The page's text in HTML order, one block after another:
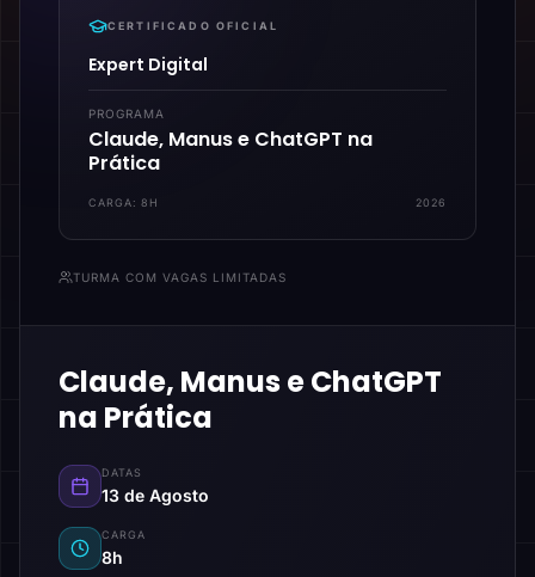
CERTIFICADO OFICIAL
Expert Digital
PROGRAMA
Claude, Manus e ChatGPT na
Prática
CARGA:8H 2026
TURMA COM VAGAS LIMITADAS
Claude, Manus e ChatGPT
na Prática
DATAS
13 de Agosto
CARGA
8h